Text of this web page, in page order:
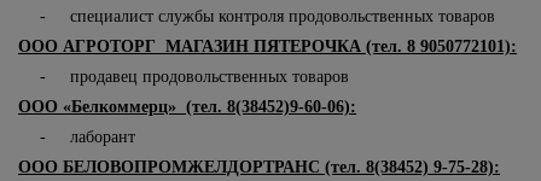
- специалист службы контроля продовольственных товаров
ООО АГРОТОРГ МАГАЗИН ПЯТЕРОЧКА (тел. 8 9050772101):
- продавец продовольственных товаров
ООО «Белкоммерц» (тел. 8(38452)9-60-06):
- лаборант
ООО БЕЛОВОПРОМЖЕЛДОРТРАНС (тел. 8(38452) 9-75-28):